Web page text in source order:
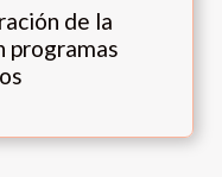
de la
programas